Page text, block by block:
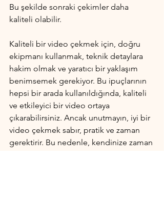
Bu şekilde sonraki çekimler daha
kaliteli olabilir.
Kaliteli bir video çekmek için, doğru
ekipmanı kullanmak, teknik detaylara
hakim olmak ve yaratıcı bir yaklaşım
benimsemek gerekiyor. Bu ipuçlarının
hepsi bir arada kullanıldığında, kaliteli
ve etkileyici bir video ortaya
çıkarabilirsiniz. Ancak unutmayın, iyi bir
video çekmek sabır, pratik ve zaman
gerektirir. Bu nedenle, kendinize zaman